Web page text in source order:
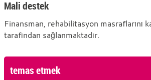
Mali destek
Finansman, rehabilitasyon masraflarını
tarafından sağlanmaktadır.
temas etmek